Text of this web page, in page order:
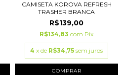
CAMISETA KOROVA REFRESH
TRASHER BRANCA
R$139,00
R$134,83 com Pix
4 x de R$34,75 sem juros
COMPRAR